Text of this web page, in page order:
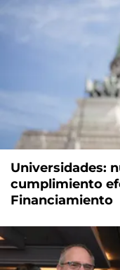
Universidades:
cumplimiento
Financiamiento